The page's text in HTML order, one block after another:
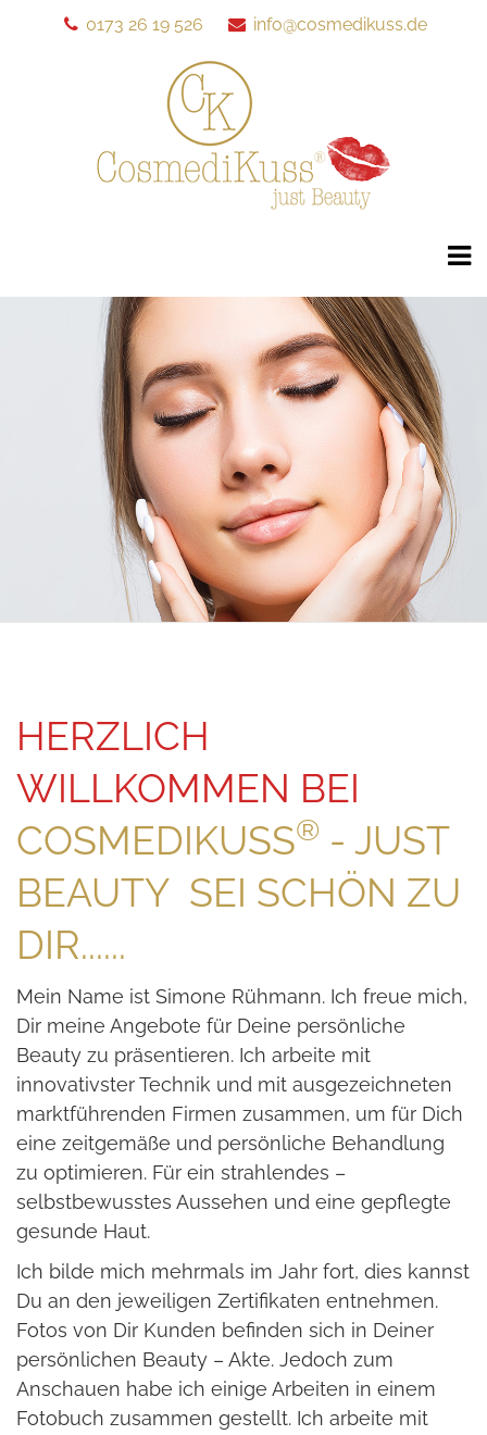
0173 26 19 526 info@cosmedikuss.de
HERZLICH
WILLKOMMEN BEI
COSMEDIKUSS® - JUST
BEAUTY SEI SCHÖN ZU
DIR......
Mein Name ist Simone Rühmann. Ich freue mich,
Dir meine Angebote für Deine persönliche
Beauty zu präsentieren. Ich arbeite mit
innovativster Technik und mit ausgezeichneten
marktführenden Firmen zusammen, um für Dich
eine zeitgemäße und persönliche Behandlung
zu optimieren. Für ein strahlendes –
selbstbewusstes Aussehen und eine gepflegte
gesunde Haut.
Ich bilde mich mehrmals im Jahr fort, dies kannst
Du an den jeweiligen Zertifikaten entnehmen.
Fotos von Dir Kunden befinden sich in Deiner
persönlichen Beauty – Akte. Jedoch zum
Anschauen habe ich einige Arbeiten in einem
Fotobuch zusammen gestellt. Ich arbeite mit